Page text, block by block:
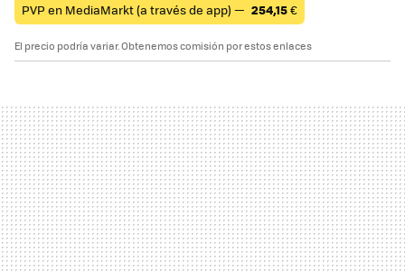
PVP en MediaMarkt (a través de app) — 254,15€
El precio podría variar. Obtenemos comisión por estos enlaces